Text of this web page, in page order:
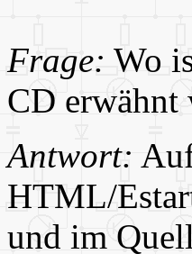
Frage: Wo
CD erwähnt
Antwort:
HTML/
und im